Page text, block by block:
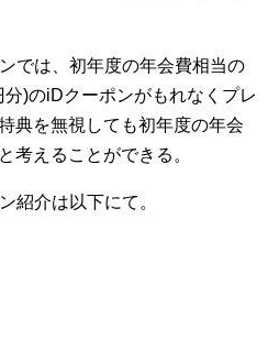
では、初年度の年会費相当の
)のiDクーポンがもれなくプレ
典を無視しても初年度の年会
考えることができる。
紹介は以下にて。